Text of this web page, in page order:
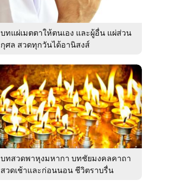
บทแผ่เมตตาให้ตนเอง และผู้อื่น แผ่ส่วน
กุศล สวดทุกวันได้อานิสงส์
บทสวดพาหุงมหากา บทชัยมงคลคาถา
สวดเช้าและก่อนนอน ชีวิตราบรื่น